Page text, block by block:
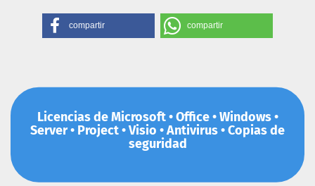
compartir compartir
Licencias de Microsoft • Office • Windows •
Server • Project • Visio • Antivirus • Copias de
seguridad